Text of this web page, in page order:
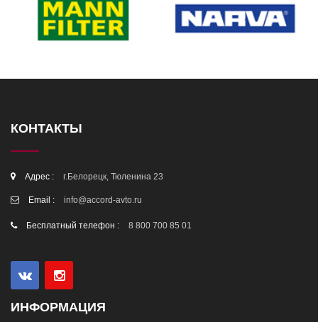
КОНТАКТЫ
Адрес : г.Белорецк, Тюленина 23
Email : info@accord-avto.ru
Бесплатный телефон : 8 800 700 85 01
ИНФОРМАЦИЯ